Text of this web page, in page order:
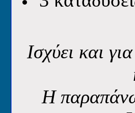
Ισχύει και
Η